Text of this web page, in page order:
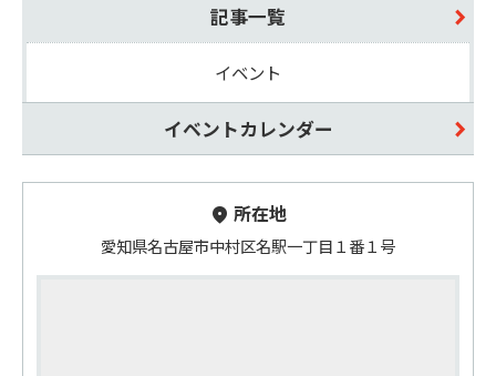
記事一覧
イベント
イベントカレンダー
所在地
愛知県名古屋市中村区名駅一丁目１番１号